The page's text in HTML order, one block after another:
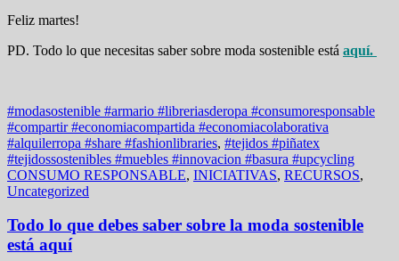
Feliz martes!
PD. Todo lo que necesitas saber sobre moda sostenible está aquí.
#modasostenible #armario #libreriasderopa #consumoresponsable
#compartir #economiacompartida #economiacolaborativa
#alquilerropa #share #fashionlibraries, #tejidos #piñatex
#tejidossostenibles #muebles #innovacion #basura #upcycling
CONSUMO RESPONSABLE, INICIATIVAS, RECURSOS,
Uncategorized
Todo lo que debes saber sobre la moda sostenible
está aquí